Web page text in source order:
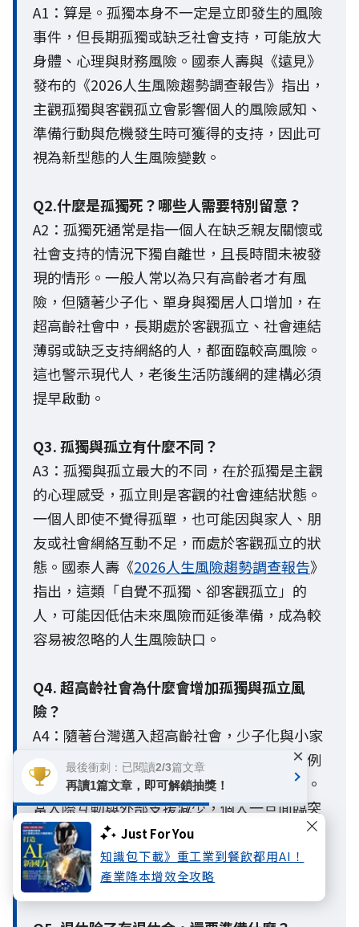
Just For You
知識包下載》重工業到餐飲都用AI！
產業降本增效全攻略
A1：算是。孤獨本身不一定是立即發生的風險
事件，但長期孤獨或缺乏社會支持，可能放大
身體、心理與財務風險。國泰人壽與《遠見》
發布的《2026人生風險趨勢調查報告》指出，
主觀孤獨與客觀孤立會影響個人的風險感知、
準備行動與危機發生時可獲得的支持，因此可
視為新型態的人生風險變數。
Q2.什麼是孤獨死？哪些人需要特別留意？
A2：孤獨死通常是指一個人在缺乏親友關懷或
社會支持的情況下獨自離世，且長時間未被發
現的情形。一般人常以為只有高齡者才有風
險，但隨著少子化、單身與獨居人口增加，在
超高齡社會中，長期處於客觀孤立、社會連結
薄弱或缺乏支持網絡的人，都面臨較高風險。
這也警示現代人，老後生活防護網的建構必須
提早啟動。
Q3. 孤獨與孤立有什麼不同？
A3：孤獨與孤立最大的不同，在於孤獨是主觀
的心理感受，孤立則是客觀的社會連結狀態。
一個人即使不覺得孤單，也可能因與家人、朋
友或社會網絡互動不足，而處於客觀孤立的狀
態。國泰人壽《2026人生風險趨勢調查報告》
指出，這類「自覺不孤獨、卻客觀孤立」的
人，可能因低估未來風險而延後準備，成為較
容易被忽略的人生風險缺口。
Q4. 超高齡社會為什麼會增加孤獨與孤立風
險？
A4：隨著台灣邁入超高齡社會，少子化與小家
庭化導致家庭結構徹底改變，獨居與單身比例
大增，使個人原有的社會支持網絡逐漸縮小。
當人際互動與外部支援減少，個人一旦面臨突
發的健康或財務危機，極易因缺乏社會網絡支
撐，陷入「因病致貧、因貧致鬱」的負向循
環，放大整體人生風險。
最後衝刺：已閱讀2/3篇文章
再讀1篇文章，即可解鎖抽獎！
×